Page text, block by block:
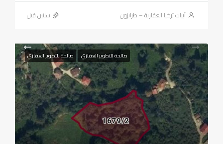
أبيات تركيا العقارية – طرابزون ‏سنتين قبل
صالحة للتطوير العقاري صالحة للتطوير العقاري